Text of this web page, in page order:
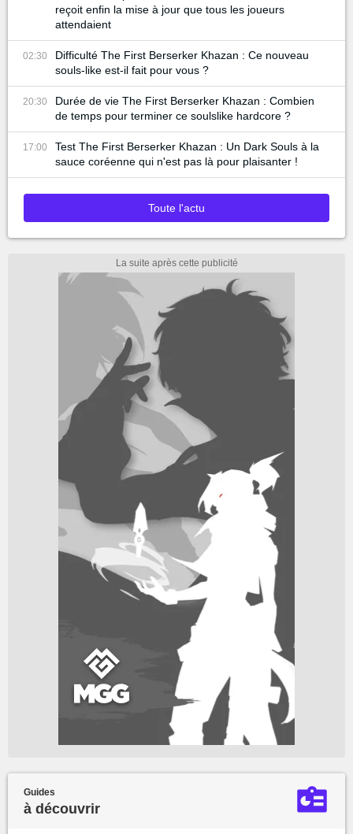
reçoit enfin la mise à jour que tous les joueurs
attendaient
02:30
Difficulté The First Berserker Khazan : Ce nouveau
souls-like est-il fait pour vous ?
20:30
Durée de vie The First Berserker Khazan : Combien
de temps pour terminer ce soulslike hardcore ?
17:00
Test The First Berserker Khazan : Un Dark Souls à la
sauce coréenne qui n'est pas là pour plaisanter !
Toute l'actu
Guides
à découvrir